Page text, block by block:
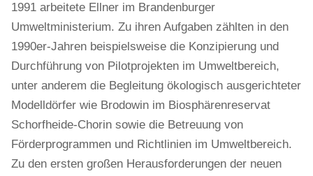
1991 arbeitete Ellner im Brandenburger
Umweltministerium. Zu ihren Aufgaben zählten in den
1990er-Jahren beispielsweise die Konzipierung und
Durchführung von Pilotprojekten im Umweltbereich,
unter anderem die Begleitung ökologisch ausgerichteter
Modelldörfer wie Brodowin im Biosphärenreservat
Schorfheide-Chorin sowie die Betreuung von
Förderprogrammen und Richtlinien im Umweltbereich.
Zu den ersten großen Herausforderungen der neuen